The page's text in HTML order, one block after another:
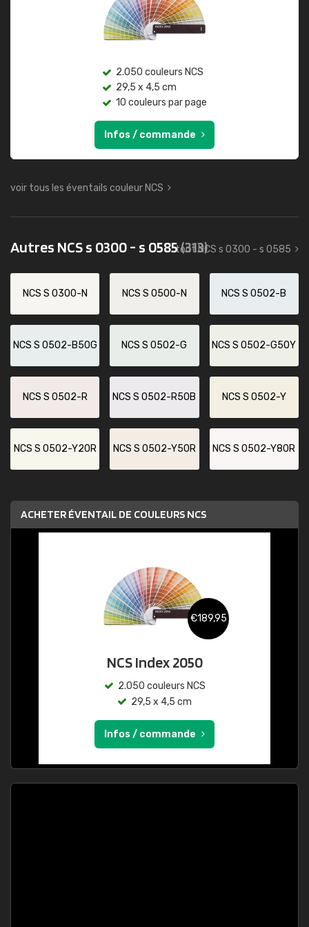
2.050 couleurs NCS
29,5 x 4,5 cm
10 couleurs par page
Infos / commande
voir tous les éventails couleur NCS
Autres NCS s 0300 - s 0585(313)
tout NCS s 0300 - s 0585
NCS S 0300-N NCS S 0500-N NCS S 0502-B
NCS S 0502-B50G NCS S 0502-G NCS S 0502-G50Y
NCS S 0502-R NCS S 0502-R50B NCS S 0502-Y
NCS S 0502-Y20R NCS S 0502-Y50R NCS S 0502-Y80R
ACHETER ÉVENTAIL DE COULEURS NCS
€189,95
NCS Index 2050
2.050 couleurs NCS
29,5 x 4,5 cm
Infos / commande